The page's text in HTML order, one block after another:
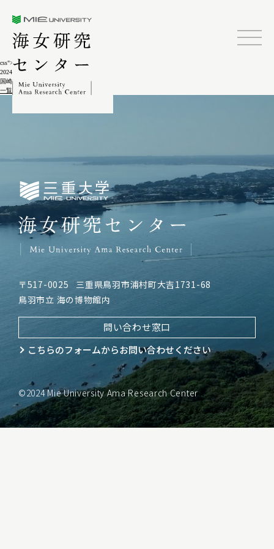
css">
2024.02.04
国崎ウニとり5-2-5
一覧に戻る
三重大学海女研究センター
〒517-0025
三重県鳥羽市浦村町大吉1731-68
鳥羽市立 海の博物館内
問い合わせ窓口
こちらのフォームからお問い合わせください
©2024 Mie University Ama Research Center